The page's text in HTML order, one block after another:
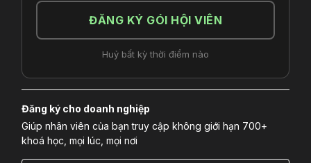
ĐĂNG KÝ GÓI HỘI VIÊN
Huỷ bất kỳ thời điểm nào
Đăng ký cho doanh nghiệp
Giúp nhân viên của bạn truy cập không giới hạn 700+
khoá học, mọi lúc, mọi nơi